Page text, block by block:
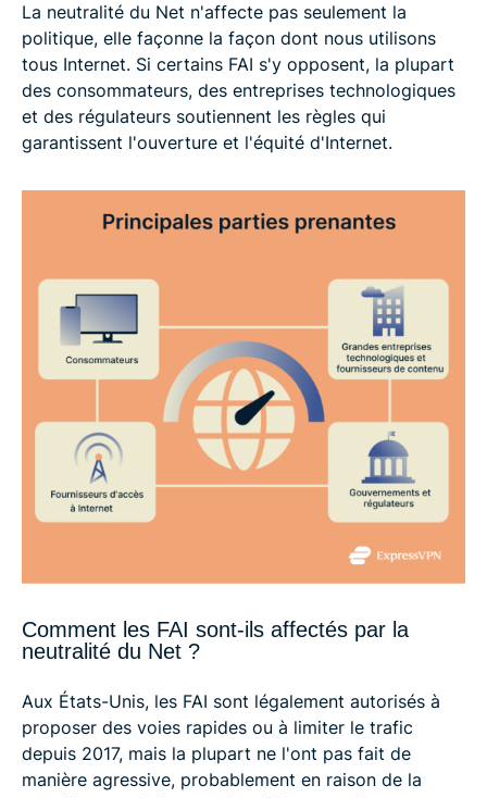
La neutralité du Net n'affecte pas seulement la
politique, elle façonne la façon dont nous utilisons
tous Internet. Si certains FAI s'y opposent, la plupart
des consommateurs, des entreprises technologiques
et des régulateurs soutiennent les règles qui
garantissent l'ouverture et l'équité d'Internet.
Comment les FAI sont-ils affectés par la
neutralité du Net ?
Aux États-Unis, les FAI sont légalement autorisés à
proposer des voies rapides ou à limiter le trafic
depuis 2017, mais la plupart ne l'ont pas fait de
manière agressive, probablement en raison de la